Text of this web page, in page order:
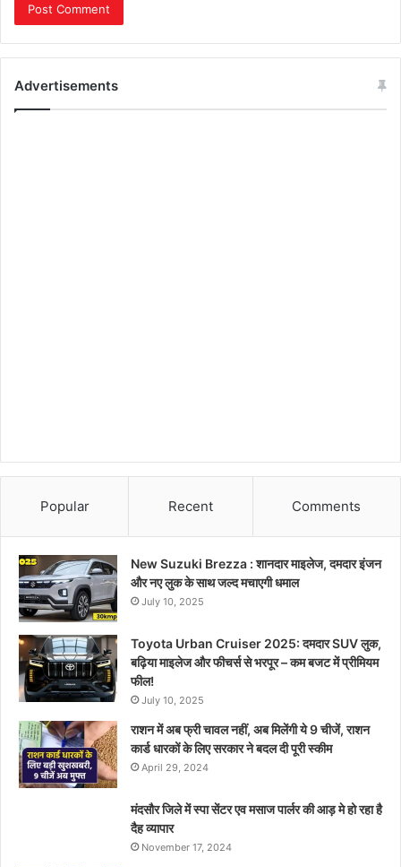
Advertisements
Popular Recent Comments
New Suzuki Brezza : शानदार माइलेज, दमदार इंजन
और नए लुक के साथ जल्द मचाएगी धमाल
July 10, 2025
Toyota Urban Cruiser 2025: दमदार SUV लुक,
बढ़िया माइलेज और फीचर्स से भरपूर – कम बजट में प्रीमियम
फील!
July 10, 2025
राशन में अब फ्री चावल नहीं, अब मिलेंगी ये 9 चीजें, राशन
कार्ड धारकों के लिए सरकार ने बदल दी पूरी स्कीम
April 29, 2024
मंदसौर जिले में स्पा सेंटर एव मसाज पार्लर की आड़ मे हो रहा है
दैह व्यापार
November 17, 2024